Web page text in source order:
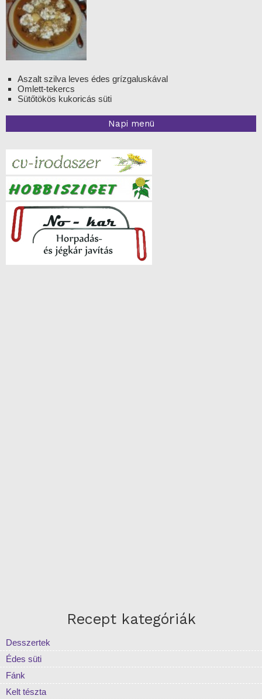
Aszalt szilva leves édes grízgaluskával
Omlett-tekercs
Sütőtökös kukoricás süti
Napi menü
Recept kategóriák
Desszertek
Édes süti
Fánk
Kelt tészta